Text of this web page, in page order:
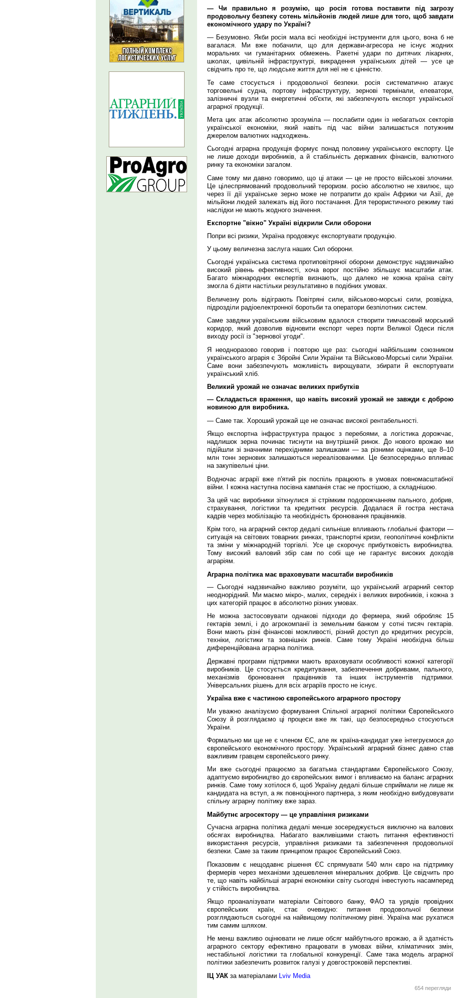
— Чи правильно я розумію, що росія готова поставити під загрозу
продовольчу безпеку сотень мільйонів людей лише для того, щоб завдати
економічного удару по Україні?
— Безумовно. Якби росія мала всі необхідні інструменти для цього, вона б не
вагалася. Ми вже побачили, що для держави-агресора не існує жодних
моральних чи гуманітарних обмежень. Ракетні удари по дитячих лікарнях,
школах, цивільній інфраструктурі, викрадення українських дітей — усе це
свідчить про те, що людське життя для неї не є цінністю.
Те саме стосується і продовольчої безпеки. росія систематично атакує
торговельні судна, портову інфраструктуру, зернові термінали, елеватори,
залізничні вузли та енергетичні об'єкти, які забезпечують експорт української
аграрної продукції.
Мета цих атак абсолютно зрозуміла — послабити один із небагатьох секторів
української економіки, який навіть під час війни залишається потужним
джерелом валютних надходжень.
Сьогодні аграрна продукція формує понад половину українського експорту. Це
не лише доходи виробників, а й стабільність державних фінансів, валютного
ринку та економіки загалом.
Саме тому ми давно говоримо, що ці атаки — це не просто військові злочини.
Це цілеспрямований продовольчий тероризм. росію абсолютно не хвилює, що
через її дії українське зерно може не потрапити до країн Африки чи Азії, де
мільйони людей залежать від його постачання. Для терористичного режиму такі
наслідки не мають жодного значення.
Експортне "вікно" Україні відкрили Сили оборони
Попри всі ризики, Україна продовжує експортувати продукцію.
У цьому величезна заслуга наших Сил оборони.
Сьогодні українська система протиповітряної оборони демонструє надзвичайно
високий рівень ефективності, хоча ворог постійно збільшує масштаби атак.
Багато міжнародних експертів визнають, що далеко не кожна країна світу
змогла б діяти настільки результативно в подібних умовах.
Величезну роль відіграють Повітряні сили, військово-морські сили, розвідка,
підрозділи радіоелектронної боротьби та оператори безпілотних систем.
Саме завдяки українським військовим вдалося створити тимчасовий морський
коридор, який дозволив відновити експорт через порти Великої Одеси після
виходу росії із "зернової угоди".
Я неодноразово говорив і повторю ще раз: сьогодні найбільшим союзником
українського аграрія є Збройні Сили України та Військово-Морські сили України.
Саме вони забезпечують можливість вирощувати, збирати й експортувати
український хліб.
Великий урожай не означає великих прибутків
— Складається враження, що навіть високий урожай не завжди є доброю
новиною для виробника.
— Саме так. Хороший урожай ще не означає високої рентабельності.
Якщо експортна інфраструктура працює з перебоями, а логістика дорожчає,
надлишок зерна починає тиснути на внутрішній ринок. До нового врожаю ми
підійшли зі значними перехідними залишками — за різними оцінками, ще 8–10
млн тонн зернових залишаються нереалізованими. Це безпосередньо впливає
на закупівельні ціни.
Водночас аграрії вже п'ятий рік поспіль працюють в умовах повномасштабної
війни. І кожна наступна посівна кампанія стає не простішою, а складнішою.
За цей час виробники зіткнулися зі стрімким подорожчанням пального, добрив,
страхування, логістики та кредитних ресурсів. Додалася й гостра нестача
кадрів через мобілізацію та необхідність бронювання працівників.
Крім того, на аграрний сектор дедалі сильніше впливають глобальні фактори —
ситуація на світових товарних ринках, транспортні кризи, геополітичні конфлікти
та зміни у міжнародній торгівлі. Усе це скорочує прибутковість виробництва.
Тому високий валовий збір сам по собі ще не гарантує високих доходів
аграріям.
Аграрна політика має враховувати масштаби виробників
— Сьогодні надзвичайно важливо розуміти, що український аграрний сектор
неоднорідний. Ми маємо мікро-, малих, середніх і великих виробників, і кожна з
цих категорій працює в абсолютно різних умовах.
Не можна застосовувати однакові підходи до фермера, який обробляє 15
гектарів землі, і до агрокомпанії із земельним банком у сотні тисяч гектарів.
Вони мають різні фінансові можливості, різний доступ до кредитних ресурсів,
техніки, логістики та зовнішніх ринків. Саме тому Україні необхідна більш
диференційована аграрна політика.
Державні програми підтримки мають враховувати особливості кожної категорії
виробників. Це стосується кредитування, забезпечення добривами, пального,
механізмів бронювання працівників та інших інструментів підтримки.
Універсальних рішень для всіх аграріїв просто не існує.
Україна вже є частиною європейського аграрного простору
Ми уважно аналізуємо формування Спільної аграрної політики Європейського
Союзу й розглядаємо ці процеси вже як такі, що безпосередньо стосуються
України.
Формально ми ще не є членом ЄС, але як країна-кандидат уже інтегруємося до
європейського економічного простору. Український аграрний бізнес давно став
важливим гравцем європейського ринку.
Ми вже сьогодні працюємо за багатьма стандартами Європейського Союзу,
адаптуємо виробництво до європейських вимог і впливаємо на баланс аграрних
ринків. Саме тому хотілося б, щоб Україну дедалі більше сприймали не лише як
кандидата на вступ, а як повноцінного партнера, з яким необхідно вибудовувати
спільну аграрну політику вже зараз.
Майбутнє агросектору — це управління ризиками
Сучасна аграрна політика дедалі менше зосереджується виключно на валових
обсягах виробництва. Набагато важливішими стають питання ефективності
використання ресурсів, управління ризиками та забезпечення продовольчої
безпеки. Саме за таким принципом працює Європейський Союз.
Показовим є нещодавнє рішення ЄС спрямувати 540 млн євро на підтримку
фермерів через механізми здешевлення мінеральних добрив. Це свідчить про
те, що навіть найбільші аграрні економіки світу сьогодні інвестують насамперед
у стійкість виробництва.
Якщо проаналізувати матеріали Світового банку, ФАО та урядів провідних
європейських країн, стає очевидно: питання продовольчої безпеки
розглядаються сьогодні на найвищому політичному рівні. Україна має рухатися
тим самим шляхом.
Не менш важливо оцінювати не лише обсяг майбутнього врожаю, а й здатність
аграрного сектору ефективно працювати в умовах війни, кліматичних змін,
нестабільної логістики та глобальної конкуренції. Саме така модель аграрної
політики забезпечить розвиток галузі у довгостроковій перспективі.
ІЦ УАК за матеріалами Lviv Media
654 перегляди